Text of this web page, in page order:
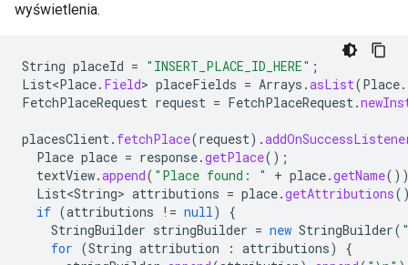
wyświetlenia.
String placeId = "INSERT_PLACE_ID_HERE" ;
List<Place. Field> placeFields = Arrays .asList(Place.
FetchPlaceRequest request = FetchPlaceRequest.
placesClient. fetchPlace(request).
Place place = response.getPlace();
textView.append( "Place found: " + place.getName
List<String> attributions = place.getAttributions
if (attributions != null)
{
StringBuilder stringBuilder = new StringBuilder(
for (String attribution : attributions)
{